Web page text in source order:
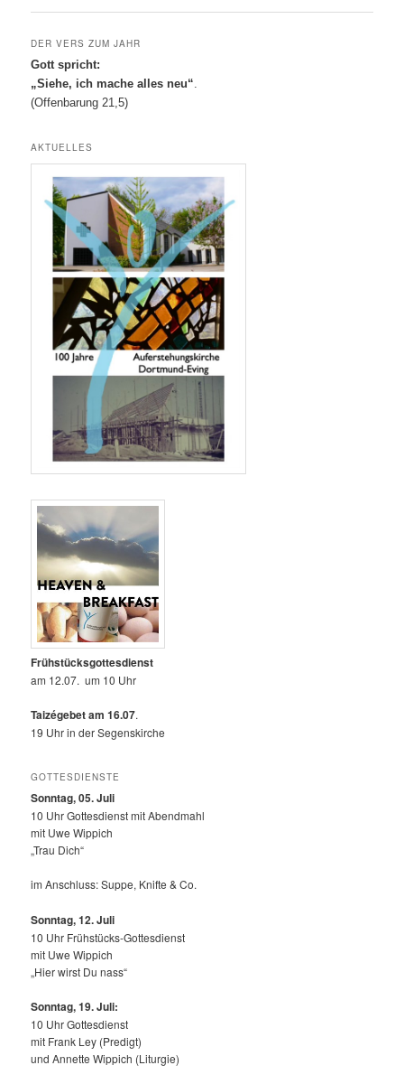
DER VERS ZUM JAHR
Gott spricht:
„Siehe, ich mache alles neu“
(Offenbarung 21,5)
AKTUELLES
Frühstücksgottesdienst
am 12.07. um 10 Uhr
Taizégebet am 16.07.
19 Uhr in der Segenskirche
GOTTESDIENSTE
Sonntag, 05. Juli
10 Uhr Gottesdienst mit Abendmahl
mit Uwe Wippich
„Trau Dich“
im Anschluss: Suppe, Knifte & Co.
Sonntag, 12.Juli
10 Uhr Frühstücks-Gottesdienst
mit Uwe Wippich
„Hier wirst Du nass“
Sonntag, 19. Juli:
10 Uhr Gottesdienst
mit Frank Ley (Predigt)
und Annette Wippich (Liturgie)